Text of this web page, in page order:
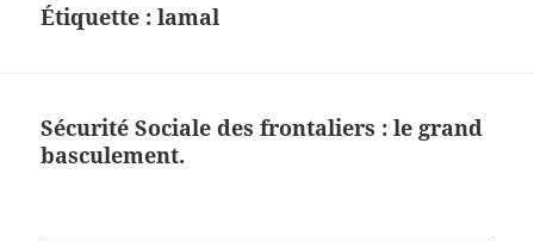
Étiquette :lamal
Sécurité Sociale des frontaliers : le grand
basculement.